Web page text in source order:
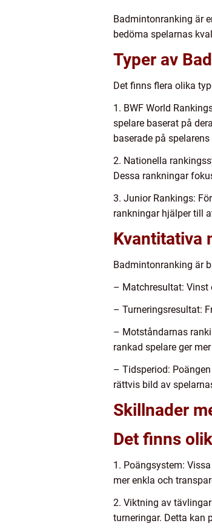
Badmintonranking är
bedöma spelarnas
Typer av
Det finns flera olika
1. BWF World
spelare baserat på
baserade på
2. Nationella
Dessa rankningar
3. Junior Rankings:
rankningar hjälper till
Kvantitativa
Badmintonranking är
– Matchresultat: Vinst
– Turneringsresultat:
– Motståndarnas
rankad spelare ger
– Tidsperiod:
rättvis bild av
Skillnader
Det finns
1. Poängsystem:
mer enkla och
2. Viktning av
turneringar. Detta kan